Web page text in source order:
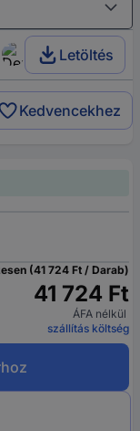
Letöltés
Kedvencekhez
(41 724 Ft / Darab)
41 724 Ft
ÁFA nélkül
szállítás költség